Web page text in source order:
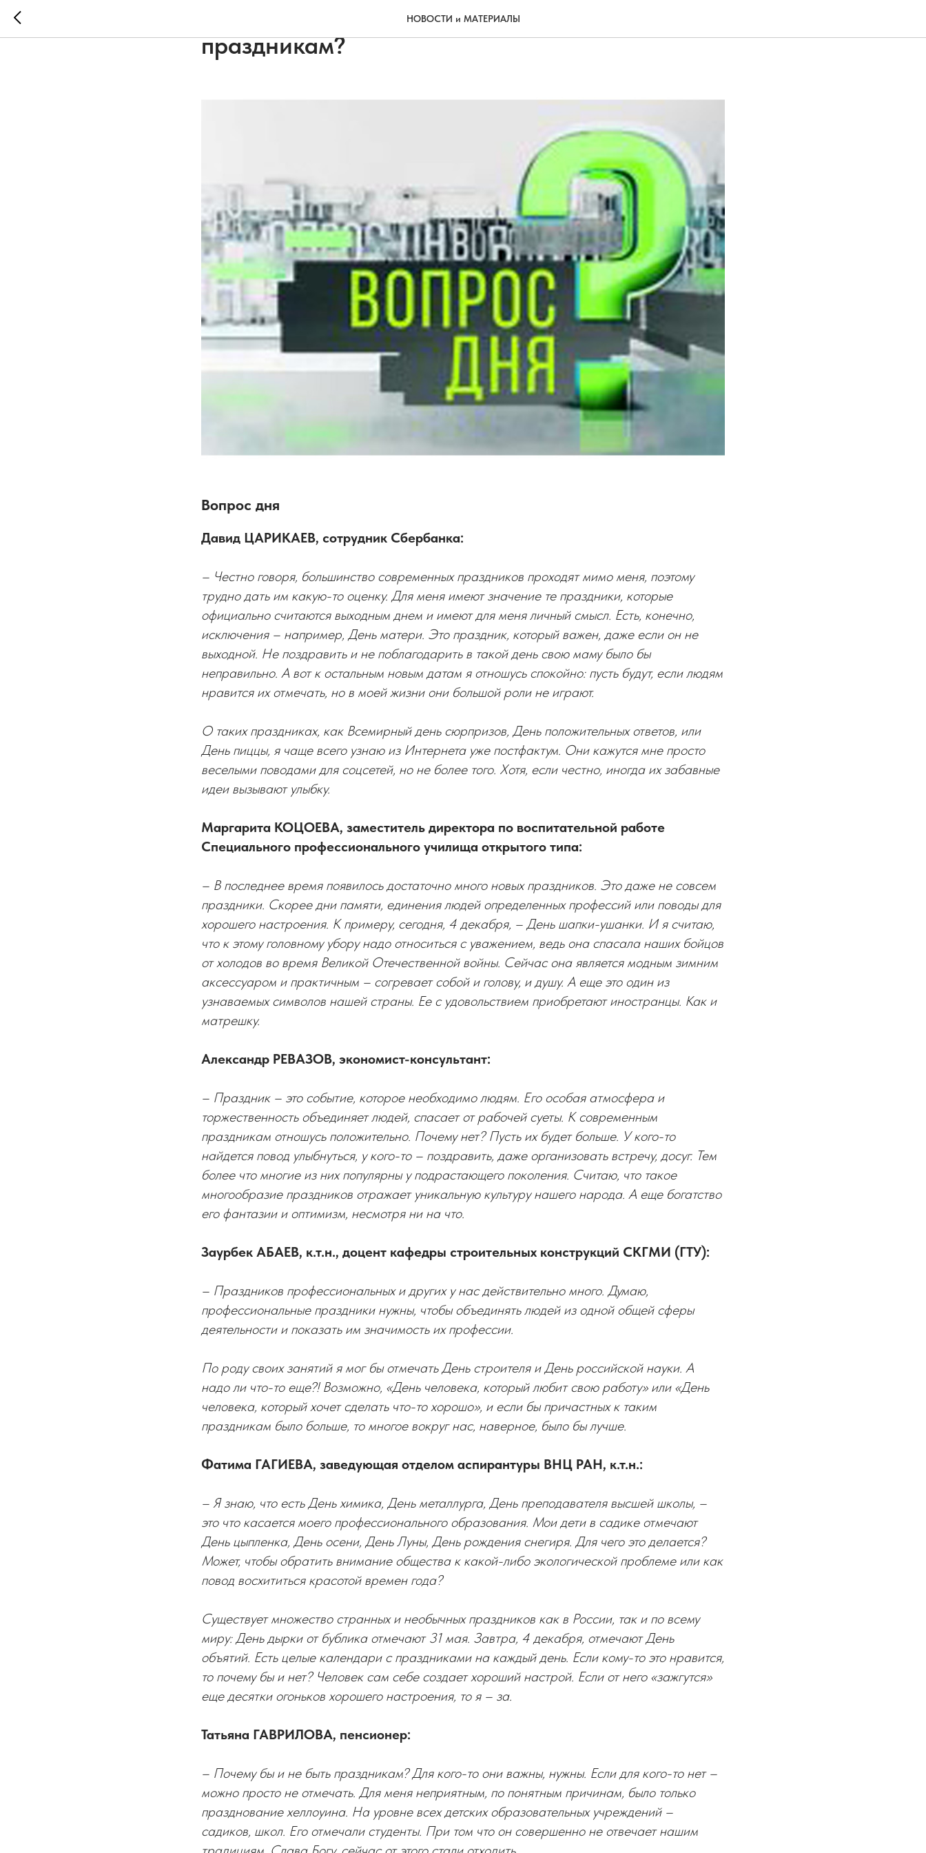
НОВОСТИ и МАТЕРИАЛЫ
Как вы относитесь к современным
праздникам?
Вопрос дня
Давид ЦАРИКАЕВ, сотрудник Сбербанка:
– Честно говоря, большинство современных праздников проходят мимо меня, поэтому
трудно дать им какую-то оценку. Для меня имеют значение те праздники, которые
официально считаются выходным днем и имеют для меня личный смысл. Есть, конечно,
исключения – например, День матери. Это праздник, который важен, даже если он не
выходной. Не поздравить и не поблагодарить в такой день свою маму было бы
неправильно. А вот к остальным новым датам я отношусь спокойно: пусть будут, если людям
нравится их отмечать, но в моей жизни они большой роли не играют.
О таких праздниках, как Всемирный день сюрпризов, День положительных ответов, или
День пиццы, я чаще всего узнаю из Интернета уже постфактум. Они кажутся мне просто
веселыми поводами для соцсетей, но не более того. Хотя, если честно, иногда их забавные
идеи вызывают улыбку.
Маргарита КОЦОЕВА, заместитель директора по воспитательной работе
Специального профессионального училища открытого типа:
– В последнее время появилось достаточно много новых праздников. Это даже не совсем
праздники. Скорее дни памяти, единения людей определенных профессий или поводы для
хорошего настроения. К примеру, сегодня, 4 декабря, – День шапки-ушанки. И я считаю,
что к этому головному убору надо относиться с уважением, ведь она спасала наших бойцов
от холодов во время Великой Отечественной войны. Сейчас она является модным зимним
аксессуаром и практичным – согревает собой и голову, и душу. А еще это один из
узнаваемых символов нашей страны. Ее с удовольствием приобретают иностранцы. Как и
матрешку.
Александр РЕВАЗОВ, экономист-консультант:
– Праздник – это событие, которое необходимо людям. Его особая атмосфера и
торжественность объединяет людей, спасает от рабочей суеты. К современным
праздникам отношусь положительно. Почему нет? Пусть их будет больше. У кого-то
найдется повод улыбнуться, у кого-то – поздравить, даже организовать встречу, досуг. Тем
более что многие из них популярны у подрастающего поколения. Считаю, что такое
многообразие праздников отражает уникальную культуру нашего народа. А еще богатство
его фантазии и оптимизм, несмотря ни на что.
Заурбек АБАЕВ, к.т.н., доцент кафедры строительных конструкций СКГМИ (ГТУ):
– Праздников профессиональных и других у нас действительно много. Думаю,
профессиональные праздники нужны, чтобы объединять людей из одной общей сферы
деятельности и показать им значимость их профессии.
По роду своих занятий я мог бы отмечать День строителя и День российской науки. А
надо ли что-то еще?! Возможно, «День человека, который любит свою работу» или «День
человека, который хочет сделать что-то хорошо», и если бы причастных к таким
праздникам было больше, то многое вокруг нас, наверное, было бы лучше.
Фатима ГАГИЕВА, заведующая отделом аспирантуры ВНЦ РАН, к.т.н.:
– Я знаю, что есть День химика, День металлурга, День преподавателя высшей школы, –
это что касается моего профессионального образования. Мои дети в садике отмечают
День цыпленка, День осени, День Луны, День рождения снегиря. Для чего это делается?
Может, чтобы обратить внимание общества к какой-либо экологической проблеме или как
повод восхититься красотой времен года?
Существует множество странных и необычных праздников как в России, так и по всему
миру: День дырки от бублика отмечают 31 мая. Завтра, 4 декабря, отмечают День
объятий. Есть целые календари с праздниками на каждый день. Если кому-то это нравится,
то почему бы и нет? Человек сам себе создает хороший настрой. Если от него «зажгутся»
еще десятки огоньков хорошего настроения, то я – за.
Татьяна ГАВРИЛОВА, пенсионер:
– Почему бы и не быть праздникам? Для кого-то они важны, нужны. Если для кого-то нет –
можно просто не отмечать. Для меня неприятным, по понятным причинам, было только
празднование хеллоуина. На уровне всех детских образовательных учреждений –
садиков, школ. Его отмечали студенты. При том что он совершенно не отвечает нашим